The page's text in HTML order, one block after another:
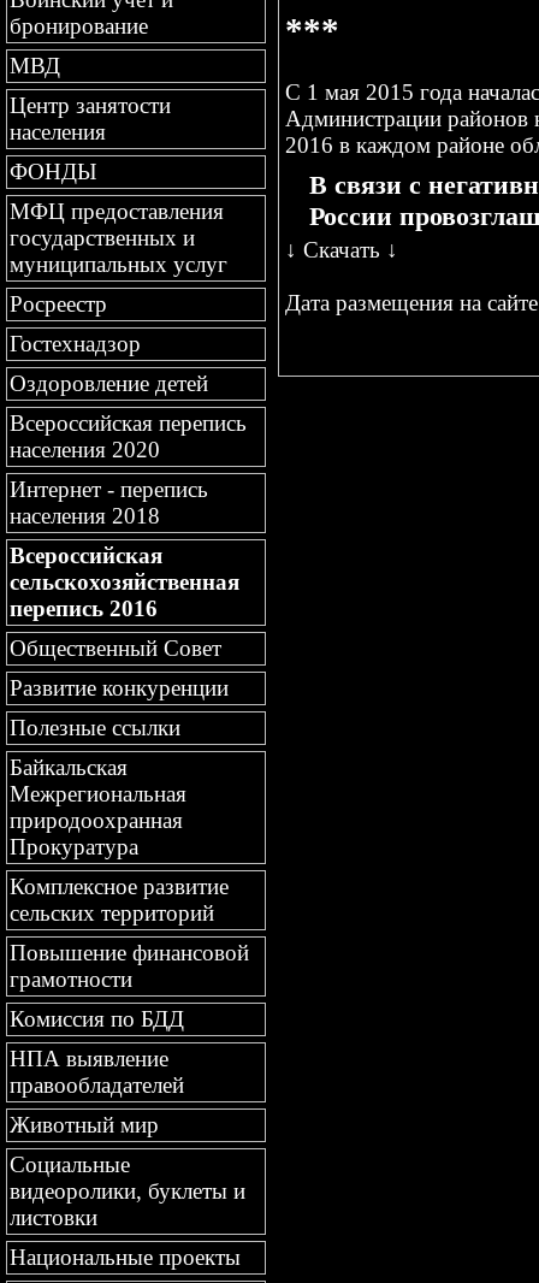
бронирование
МВД
Центр занятости
населения
ФОНДЫ
МФЦ предоставления
государственных и
муниципальных услуг
Росреестр
Гостехнадзор
Оздоровление детей
Всероссийская перепись
населения 2020
Интернет - перепись
населения 2018
Всероссийская
сельскохозяйственная
перепись 2016
Общественный Совет
Развитие конкуренции
Полезные ссылки
Байкальская
Межрегиональная
природоохранная
Прокуратура
Комплексное развитие
сельских территорий
Повышение финансовой
грамотности
Комиссия по БДД
НПА выявление
правообладателей
Животный мир
Социальные
видеоролики, буклеты и
листовки
Национальные проекты
***
С 1 мая 2015 года
Администрации районов
2016 в каждом районе
В связи с
России
↓ Скачать ↓
Дата размещения на